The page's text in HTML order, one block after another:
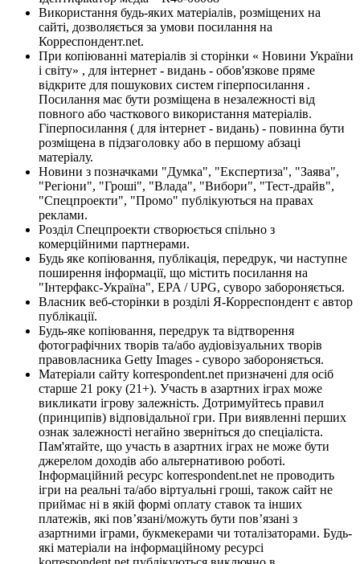
Використання будь-яких матеріалів, розміщених на
сайті, дозволяється за умови посилання на
Корреспондент.net.
При копіюванні матеріалів зі сторінки « Новини України
і світу» , для інтернет - видань - обов'язкове пряме
відкрите для пошукових систем гіперпосилання .
Посилання має бути розміщена в незалежності від
повного або часткового використання матеріалів.
Гіперпосилання ( для інтернет - видань) - повинна бути
розміщена в підзаголовку або в першому абзаці
матеріалу.
Новини з позначками "Думка", "Експертиза", "Заява",
"Регіони", "Гроші", "Влада", "Вибори", "Тест-драйв",
"Спецпроекти", "Промо" публікуються на правах
реклами.
Розділ Спецпроекти створюється спільно з
комерційними партнерами.
Будь яке копіювання, публікація, передрук, чи наступне
поширення інформації, що містить посилання на
"Інтерфакс-Україна", EPA / UPG, суворо забороняється.
Власник веб-сторінки в розділі Я-Корреспондент є автор
публікації.
Будь-яке копіювання, передрук та відтворення
фотографічних творів та/або аудіовізуальних творів
правовласника Getty Images - суворо забороняється.
Матеріали сайту korrespondent.net призначені для осіб
старше 21 року (21+). Участь в азартних іграх може
викликати ігрову залежність. Дотримуйтесь правил
(принципів) відповідальної гри. При виявленні перших
ознак залежності негайно зверніться до спеціаліста.
Пам'ятайте, що участь в азартних іграх не може бути
джерелом доходів або альтернативою роботі.
Інформаційний ресурс korrespondent.net не проводить
ігри на реальні та/або віртуальні гроші, також сайт не
приймає ні в якій формі оплату ставок та інших
платежів, які пов’язані/можуть бути пов’язані з
азартними іграми, букмекерами чи тоталізаторами. Будь-
які матеріали на інформаційному ресурсі